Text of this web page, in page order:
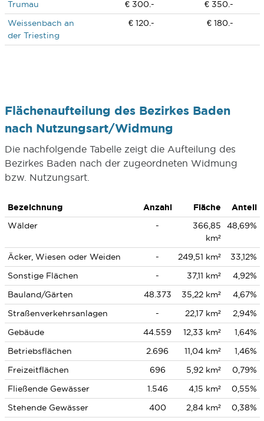
Trumau € 300.-
€ 350.-
Weissenbach an
der Triesting
€ 120.- € 180.-
Flächenaufteilung des Bezirkes Baden
nach Nutzungsart/Widmung
Die nachfolgende Tabelle zeigt die Aufteilung des
Bezirkes Baden nach der zugeordneten Widmung
bzw. Nutzungsart.
Bezeichnung Anzahl Fläche
Anteil
Wälder
-
366,85
km²
48,69%
Äcker, Wiesen oder Weiden - 249,51 km²
33,12%
Sonstige Flächen
- 37,11 km²
4,92%
Bauland/Gärten
48.373 35,22 km²
4,67%
Straßenverkehrsanlagen
- 22,17 km²
2,94%
Gebäude
44.559 12,33 km²
1,64%
Betriebsflächen
2.696 11,04 km²
1,46%
Freizeitflächen
696 5,92 km²
0,79%
Fließende Gewässer
1.546 4,15 km²
0,55%
Stehende Gewässer
400 2,84 km²
0,38%